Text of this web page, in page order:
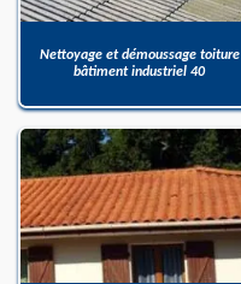
Nettoyage et démoussage toiture
bâtiment industriel 40